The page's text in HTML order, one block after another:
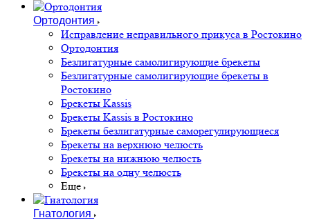
Ортодонтия
Исправление неправильного прикуса в Ростокино
Ортодонтия
Безлигатурные самолигирующие брекеты
Безлигатурные самолигирующие брекеты в
Ростокино
Брекеты Kassis
Брекеты Kassis в Ростокино
Брекеты безлигатурные саморегулирующиеся
Брекеты на верхнюю челюсть
Брекеты на нижнюю челюсть
Брекеты на одну челюсть
Еще
Гнатология